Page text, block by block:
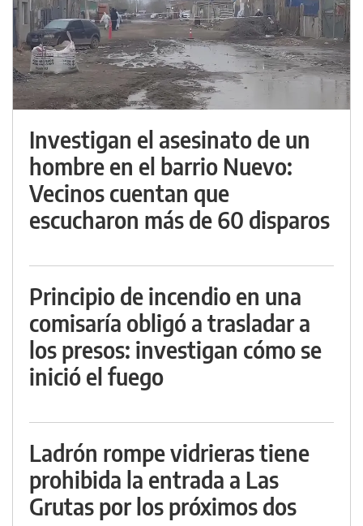
Investigan el asesinato de un
hombre en el barrio Nuevo:
Vecinos cuentan que
escucharon más de 60 disparos
Principio de incendio en una
comisaría obligó a trasladar a
los presos: investigan cómo se
inició el fuego
Ladrón rompe vidrieras tiene
prohibida la entrada a Las
Grutas por los próximos dos